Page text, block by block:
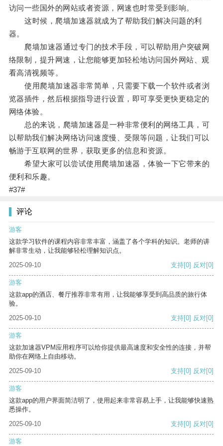
访问一些国外的网站或者资源，网速也时常受到影响。
这时候，爬墙加速器就成为了帮助我们解决问题的利
器。
爬墙加速器通过专门的技术手段，可以帮助用户突破网
络限制，提升网速，让您能够更加轻松地访问国外网站、观
看高清视频等。
使用爬墙加速器非常简单，只需要下载一个软件或者浏
览器插件，然后根据指导进行设置，即可享受更快更稳定的
网络体验。
总的来说，爬墙加速器是一种非常便利的网络工具，可
以帮助我们解决网络访问速度慢、受限等问题，让我们可以
畅游于互联网的世界，获取更多的信息和资源。
希望大家可以尝试使用爬墙加速器，体验一下它带来的
便利和乐趣。
#37#
评论
游客
这款学习软件的课程内容非常丰富，涵盖了各个学科的知识。老师的讲
解非常生动，让我能够轻松理解知识点。
2025-09-10
支持[0] 反对[0]
游客
这款app的酒店、餐厅推荐非常有用，让我能够享受到高品质的旅行体
验。
2025-09-10
支持[0] 反对[0]
游客
这款加速器VPM应用程序可以给你提供最高速度和安全性的连接，并帮
助你在网络上自由移动。
2025-09-10
支持[0] 反对[0]
游客
这款app的用户界面简洁明了，使用起来非常容易上手，让我能够快速熟
悉操作。
2025-09-10
支持[0] 反对[0]
游客